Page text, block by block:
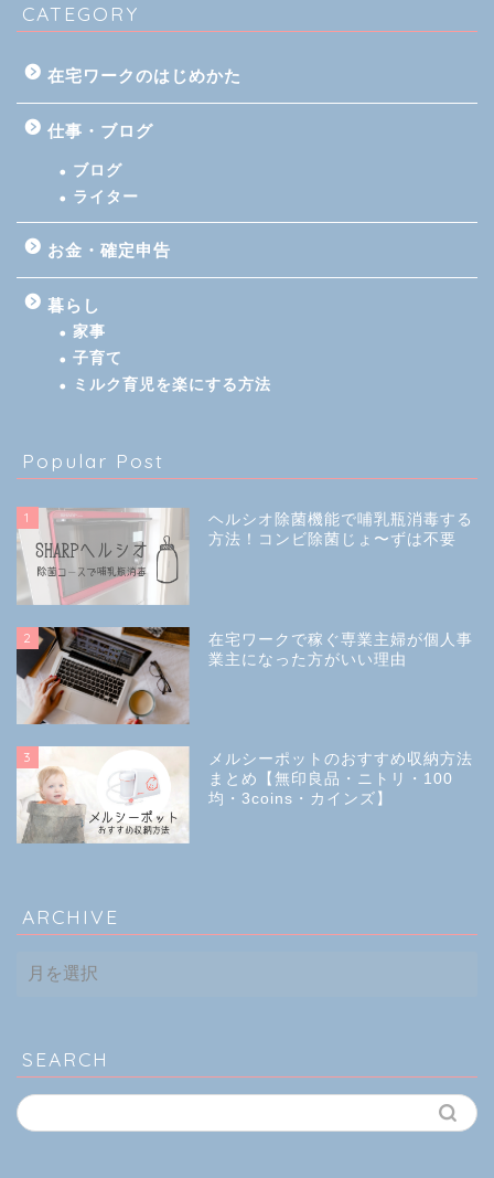
CATEGORY
在宅ワークのはじめかた
仕事・ブログ
ブログ
ライター
お金・確定申告
暮らし
家事
子育て
ミルク育児を楽にする方法
Popular Post
1
ヘルシオ除菌機能で哺乳瓶消毒する
方法！コンビ除菌じょ〜ずは不要
2
在宅ワークで稼ぐ専業主婦が個人事
業主になった方がいい理由
3
メルシーポットのおすすめ収納方法
まとめ【無印良品・ニトリ・100
均・3coins・カインズ】
ARCHIVE
SEARCH